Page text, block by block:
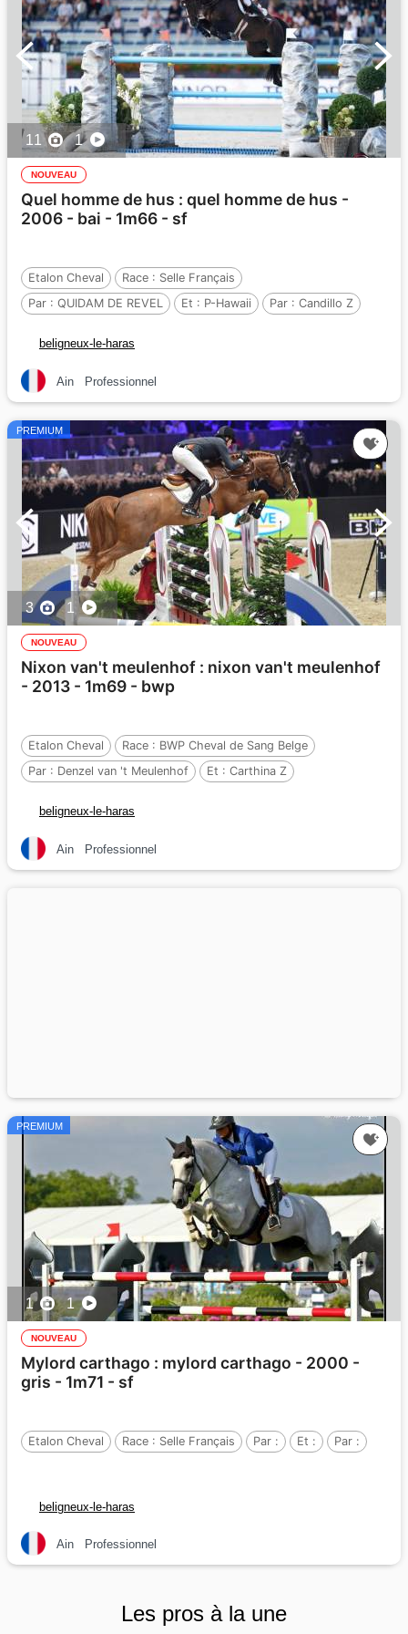
11 1
NOUVEAU
Quel homme de hus : quel homme de hus -
2006 - bai - 1m66 - sf
Etalon Cheval Race : Selle Français
Par : QUIDAM DE REVEL Et : P-Hawaii Par : Candillo Z
beligneux-le-haras
Ain Professionnel
PREMIUM
3 1
NOUVEAU
Nixon van't meulenhof : nixon van't meulenhof
- 2013 - 1m69 - bwp
Etalon Cheval Race : BWP Cheval de Sang Belge
Par : Denzel van 't Meulenhof Et : Carthina Z
beligneux-le-haras
Ain Professionnel
PREMIUM
1 1
NOUVEAU
Mylord carthago : mylord carthago - 2000 -
gris - 1m71 - sf
Etalon Cheval Race : Selle Français Par : Et : Par :
beligneux-le-haras
Ain Professionnel
Les pros à la une